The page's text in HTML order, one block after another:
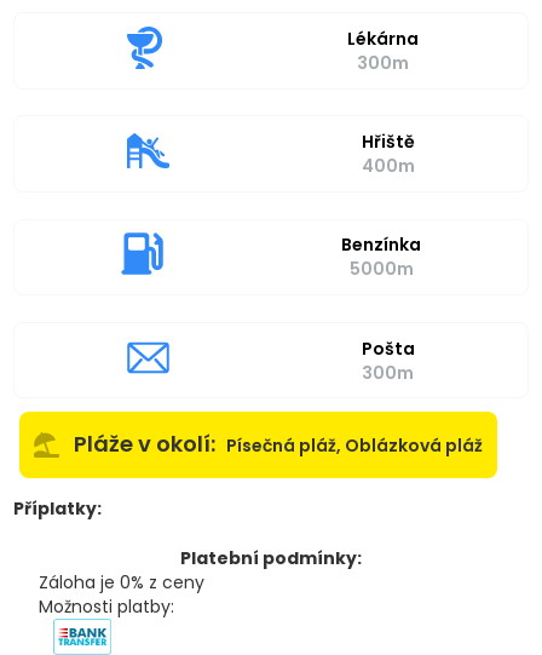
Lékárna
300m
Hřiště
400m
Benzínka
5000m
Pošta
300m
Pláže v okolí: Písečná pláž, Oblázková pláž
Příplatky:
Platební podmínky:
Záloha je 0% z ceny
Možnosti platby: